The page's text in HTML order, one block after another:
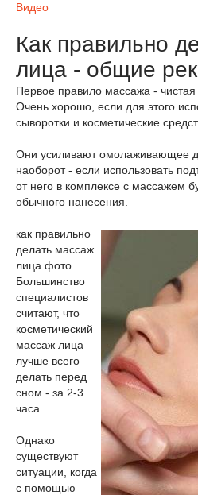
Видео
Как правильно
лица - общие
Первое правило массажа - чистая
Очень хорошо, если для этого
сыворотки и косметические
Они усиливают омолаживающее
наоборот - если использовать
от него в комплексе с массажем
обычного нанесения.
как правильно
делать массаж
лица фото
Большинство
специалистов
считают, что
косметический
массаж лица
лучше всего
делать перед
сном - за 2-3
часа.
Однако
существуют
ситуации, когда
с помощью